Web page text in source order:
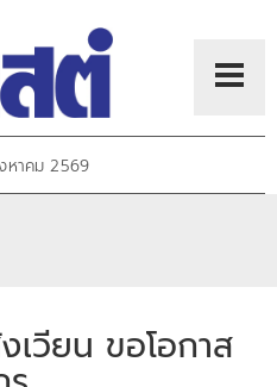
หาคม 2569
วียน ขอโอกาส